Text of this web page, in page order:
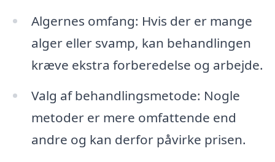
Algernes omfang: Hvis der er mange
alger eller svamp, kan behandlingen
kræve ekstra forberedelse og arbejde.
Valg af behandlingsmetode: Nogle
metoder er mere omfattende end
andre og kan derfor påvirke prisen.